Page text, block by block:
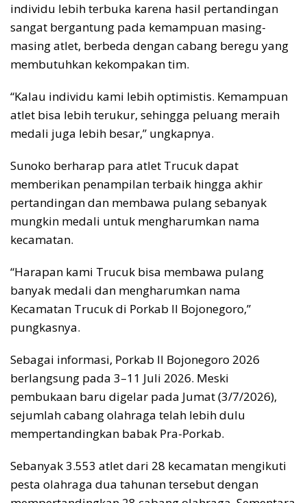
individu lebih terbuka karena hasil pertandingan
sangat bergantung pada kemampuan masing-
masing atlet, berbeda dengan cabang beregu yang
membutuhkan kekompakan tim.
“Kalau individu kami lebih optimistis. Kemampuan
atlet bisa lebih terukur, sehingga peluang meraih
medali juga lebih besar,” ungkapnya.
Sunoko berharap para atlet Trucuk dapat
memberikan penampilan terbaik hingga akhir
pertandingan dan membawa pulang sebanyak
mungkin medali untuk mengharumkan nama
kecamatan.
“Harapan kami Trucuk bisa membawa pulang
banyak medali dan mengharumkan nama
Kecamatan Trucuk di Porkab II Bojonegoro,”
pungkasnya.
Sebagai informasi, Porkab II Bojonegoro 2026
berlangsung pada 3–11 Juli 2026. Meski
pembukaan baru digelar pada Jumat (3/7/2026),
sejumlah cabang olahraga telah lebih dulu
mempertandingkan babak Pra-Porkab.
Sebanyak 3.553 atlet dari 28 kecamatan mengikuti
pesta olahraga dua tahunan tersebut dengan